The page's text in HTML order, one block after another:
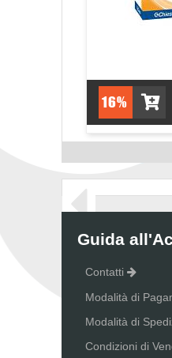
16%
Guida
Contatti
Modalità di
Modalità di
Condizioni di